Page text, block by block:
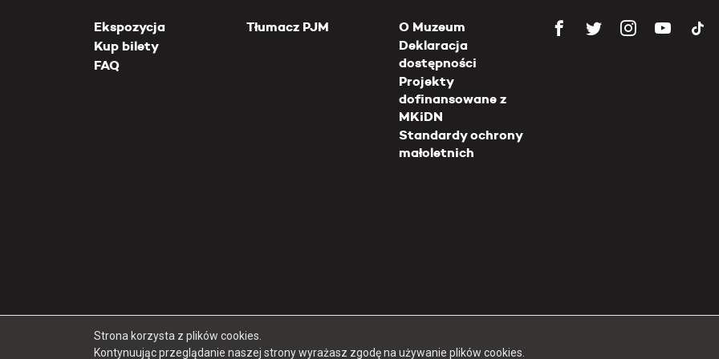
Ekspozycja
Kup bilety
FAQ
Tłumacz PJM
O Muzeum
Deklaracja
dostępności
Projekty
dofinansowane z
MKiDN
Standardy ochrony
małoletnich
Copyright 2026 Muzeum Powstania Warszawskiego
Strona korzysta z plików cookies.
Kontynuując przeglądanie naszej strony wyrażasz zgodę na używanie plików cookies.